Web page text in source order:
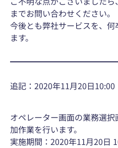
までお問い合わせください。
今後とも弊社サービスを、
ます。
追記：2020年11月20日10:00
オペレーター画面の業務選
加作業を行います。
実施期間：2020年11月20日